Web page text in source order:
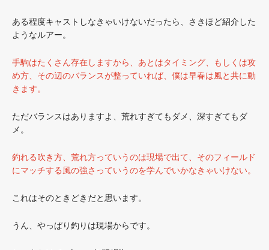
ある程度キャストしなきゃいけないだったら、さきほど紹介した
ようなルアー。
手駒はたくさん存在しますから、あとはタイミング、もしくは攻
め方、その辺のバランスが整っていれば、僕は早春は風と共に動
きます。
ただバランスはありますよ、荒れすぎてもダメ、深すぎてもダ
メ。
釣れる吹き方、荒れ方っていうのは現場で出て、そのフィールド
にマッチする風の強さっていうのを学んでいかなきゃいけない。
これはそのときどきだと思います。
うん、やっぱり釣りは現場からです。